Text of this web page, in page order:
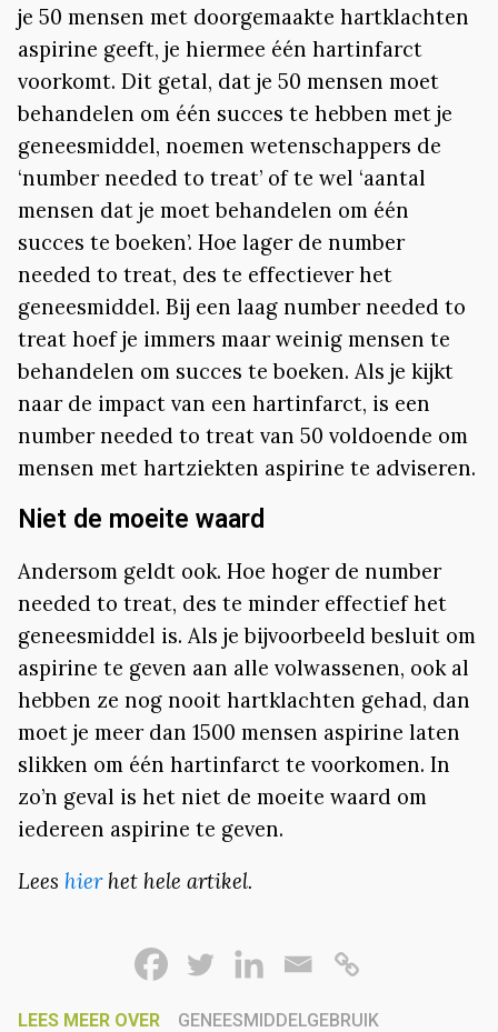
je 50 mensen met doorgemaakte hartklachten
aspirine geeft, je hiermee één hartinfarct
voorkomt. Dit getal, dat je 50 mensen moet
behandelen om één succes te hebben met je
geneesmiddel, noemen wetenschappers de
‘number needed to treat’ of te wel ‘aantal
mensen dat je moet behandelen om één
succes te boeken’. Hoe lager de number
needed to treat, des te effectiever het
geneesmiddel. Bij een laag number needed to
treat hoef je immers maar weinig mensen te
behandelen om succes te boeken. Als je kijkt
naar de impact van een hartinfarct, is een
number needed to treat van 50 voldoende om
mensen met hartziekten aspirine te adviseren.
Niet de moeite waard
Andersom geldt ook. Hoe hoger de number
needed to treat, des te minder effectief het
geneesmiddel is. Als je bijvoorbeeld besluit om
aspirine te geven aan alle volwassenen, ook al
hebben ze nog nooit hartklachten gehad, dan
moet je meer dan 1500 mensen aspirine laten
slikken om één hartinfarct te voorkomen. In
zo’n geval is het niet de moeite waard om
iedereen aspirine te geven.
Lees hierhet hele artikel.
LEES MEER OVER GENEESMIDDELGEBRUIK